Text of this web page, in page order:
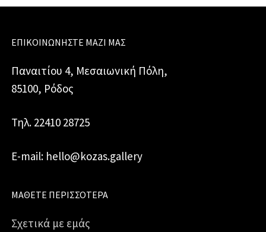
ΕΠΙΚΟΙΝΩΝΉΣΤΕ ΜΑΖΊ ΜΑΣ
Παναιτίου 4, Μεσαιωνική Πόλη,
85100, Ρόδος
Τηλ. 22410 28725
E-mail: hello@kozas.gallery
ΜΆΘΕΤΕ ΠΕΡΙΣΣΌΤΕΡΑ
Σχετικά με εμάς